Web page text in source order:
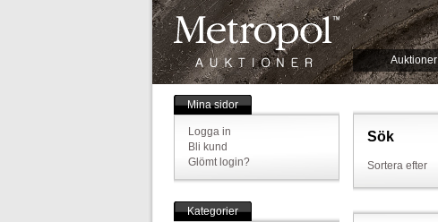
Auktioner
Mina sidor
Logga in
Bli kund
Glömt login?
Kategorier
Sök
Sortera efter